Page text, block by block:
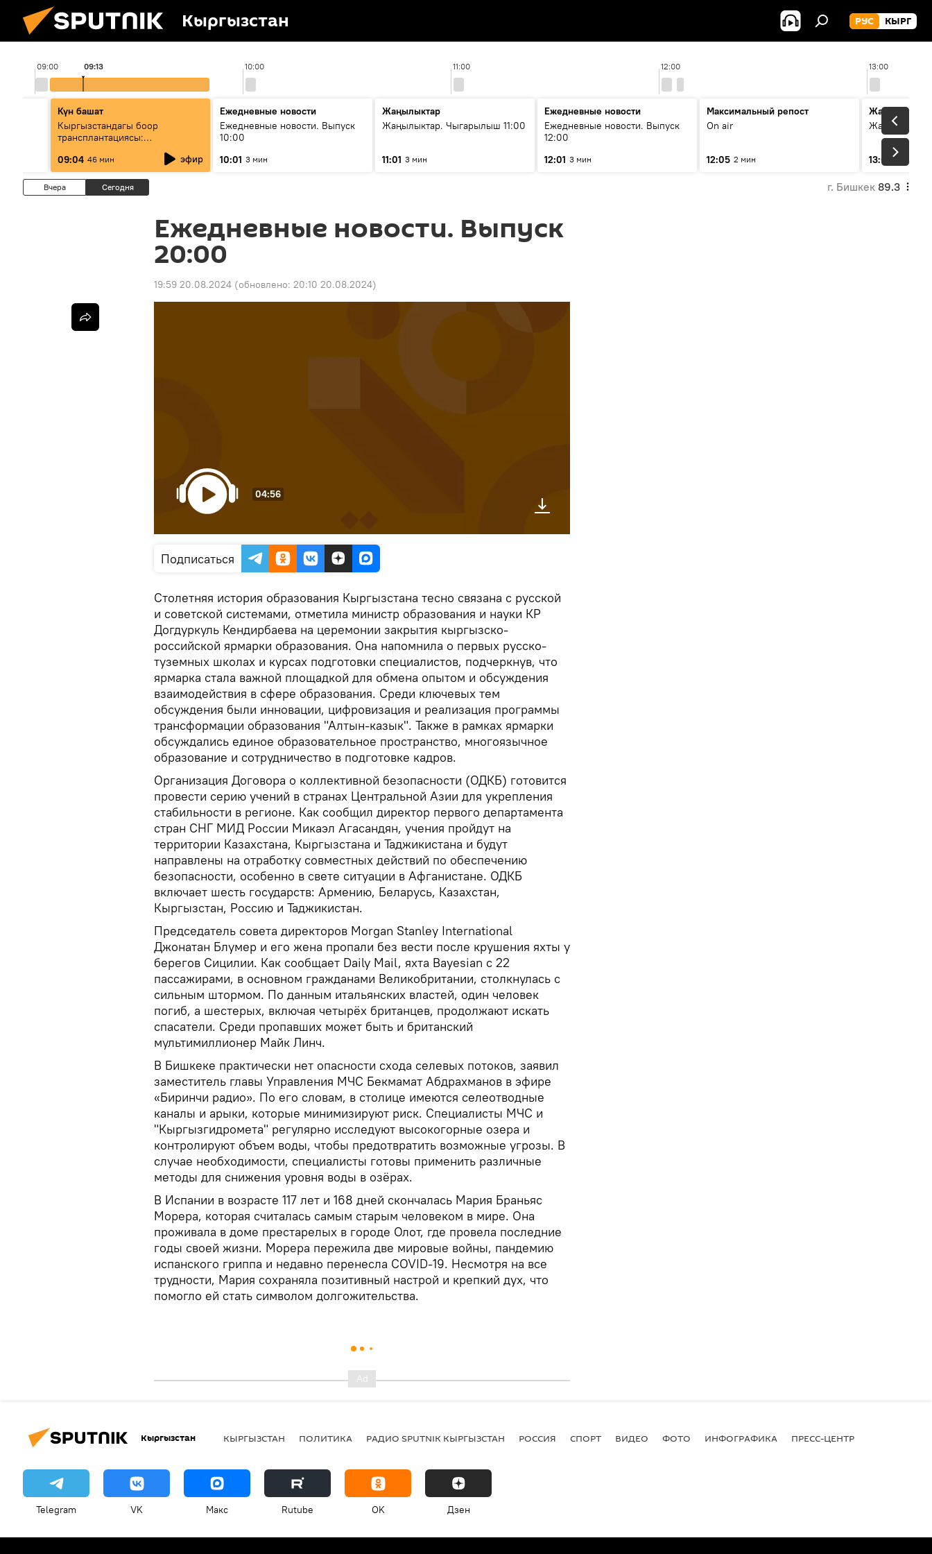
Кыргызстан РУС КЫРГ
09:00 10:00 11:00 12:00 13:00
09:13
Күн башат
Кыргызстандагы боор
трансплантациясы:
жетишкендиктер жана өнүгүү
келечеги
09:04 46 мин эфир
Ежедневные новости
Ежедневные новости. Выпуск
10:00
10:01 3 мин
Жаңылыктар
Жаңылыктар. Чыгарылыш 11:00
11:01 3 мин
Ежедневные новости
Ежедневные новости. Выпуск
12:00
12:01 3 мин
Максимальный репост
On air
12:05 2 мин
Жаңылыктар
13:01 3 мин
Вчера Сегодня г. Бишкек 89.3
Ежедневные новости. Выпуск
20:00
19:59 20.08.2024 (обновлено: 20:10 20.08.2024)
04:56
Подписаться
Столетняя история образования Кыргызстана тесно связана с русской
и советской системами, отметила министр образования и науки КР
Догдуркуль Кендирбаева на церемонии закрытия кыргызско-
российской ярмарки образования. Она напомнила о первых русско-
туземных школах и курсах подготовки специалистов, подчеркнув, что
ярмарка стала важной площадкой для обмена опытом и обсуждения
взаимодействия в сфере образования. Среди ключевых тем
обсуждения были инновации, цифровизация и реализация программы
трансформации образования "Алтын-казык". Также в рамках ярмарки
обсуждались единое образовательное пространство, многоязычное
образование и сотрудничество в подготовке кадров.
Организация Договора о коллективной безопасности (ОДКБ) готовится
провести серию учений в странах Центральной Азии для укрепления
стабильности в регионе. Как сообщил директор первого департамента
стран СНГ МИД России Микаэл Агасандян, учения пройдут на
территории Казахстана, Кыргызстана и Таджикистана и будут
направлены на отработку совместных действий по обеспечению
безопасности, особенно в свете ситуации в Афганистане. ОДКБ
включает шесть государств: Армению, Беларусь, Казахстан,
Кыргызстан, Россию и Таджикистан.
Председатель совета директоров Morgan Stanley International
Джонатан Блумер и его жена пропали без вести после крушения яхты у
берегов Сицилии. Как сообщает Daily Mail, яхта Bayesian с 22
пассажирами, в основном гражданами Великобритании, столкнулась с
сильным штормом. По данным итальянских властей, один человек
погиб, а шестерых, включая четырёх британцев, продолжают искать
спасатели. Среди пропавших может быть и британский
мультимиллионер Майк Линч.
В Бишкеке практически нет опасности схода селевых потоков, заявил
заместитель главы Управления МЧС Бекмамат Абдрахманов в эфире
«Биринчи радио». По его словам, в столице имеются селеотводные
каналы и арыки, которые минимизируют риск. Специалисты МЧС и
"Кыргызгидромета" регулярно исследуют высокогорные озера и
контролируют объем воды, чтобы предотвратить возможные угрозы. В
случае необходимости, специалисты готовы применить различные
методы для снижения уровня воды в озёрах.
В Испании в возрасте 117 лет и 168 дней скончалась Мария Браньяс
Морера, которая считалась самым старым человеком в мире. Она
проживала в доме престарелых в городе Олот, где провела последние
годы своей жизни. Морера пережила две мировые войны, пандемию
испанского гриппа и недавно перенесла COVID-19. Несмотря на все
трудности, Мария сохраняла позитивный настрой и крепкий дух, что
помогло ей стать символом долгожительства.
Кыргызстан КЫРГЫЗСТАН ПОЛИТИКА РАДИО SPUTNIK КЫРГЫЗСТАН РОССИЯ СПОРТ ВИДЕО ФОТО ИНФОГРАФИКА ПРЕСС-ЦЕНТР
Telegram VK Макс Rutube OK Дзен